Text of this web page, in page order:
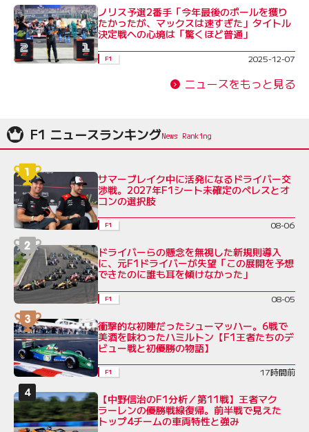
ノリス予選2番手「今年最後のポールを獲り
たかったが、マックスは速すぎた」タイトル
決定戦への心境は「驚くほど普通」
F1 2025-12-07
ニュースをもっと見る
F1 ニュースランキング
サマーブレイク中に活発になるドライバー交
渉戦。2027年F1シート未確定のペレスとオ
コンの選択肢
F1 08-06
ドライバーらの懸念を無視した新規則導入
に、元F1ドライバーが失望「この展開を予想
できたのに誰も耳を傾けなかった」
F1 08-05
衝撃的な初陣だったシューマッハー。6戦で
美酒を味わったハミルトン【F1王者たちのデ
ビュー戦と初優勝の物語】
F1 17時間前
【中野信治のF1分析／第11戦】王者マク
ラーレンの優勝戦線復帰。前半戦で見えた
トップ4チームの車両特性と強み